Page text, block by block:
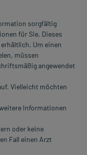
sorgfältig
für Sie. Dieses
Um einen
müssen
angewendet
Vielleicht möchten
Informationen
oder keine
Fall einen Arzt